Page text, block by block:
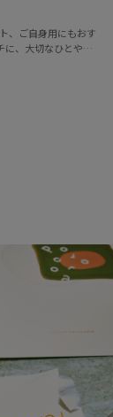
、ご自身用にもおす
に、大切なひとやあ
け。